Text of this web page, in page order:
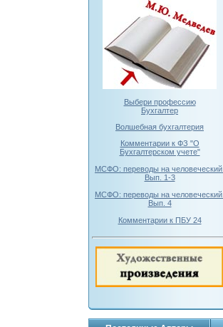
Выбери профессию
Бухгалтер
Волшебная бухгалтерия
Комментарии к ФЗ "О
Бухгалтерском учете"
МСФО: переводы на человеческий.
Вып. 1-3
МСФО: переводы на человеческий.
Вып. 4
Комментарии к ПБУ 24